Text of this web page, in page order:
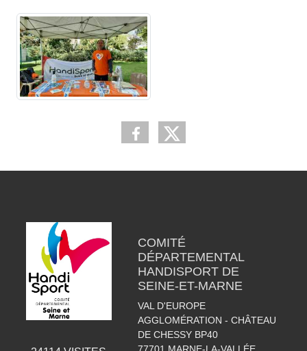
COMITÉ
DÉPARTEMENTAL
HANDISPORT DE
SEINE-ET-MARNE
VAL D'EUROPE
AGGLOMÉRATION - CHÂTEAU
DE CHESSY BP40